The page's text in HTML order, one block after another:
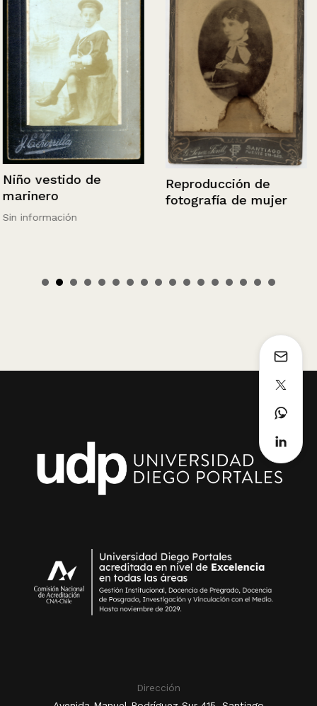
Niño vestido de
marinero
Sin información
Reproducción de
fotografía de mujer
Dirección